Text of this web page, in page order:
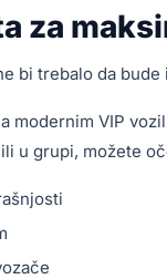
za
bi trebalo da
modernim VIP
u grupi, možete